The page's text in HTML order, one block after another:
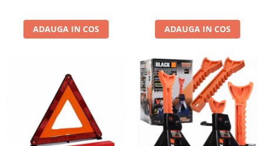
ADAUGA IN COS ADAUGA IN COS